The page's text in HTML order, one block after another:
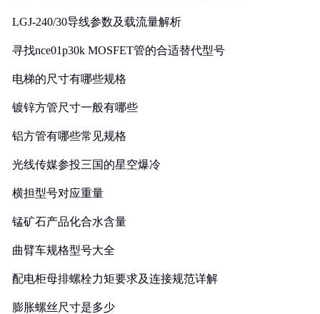
LGJ-240/30导线参数及载流量解析
寻找nce01p30k MOSFET管的合适替代型号
电梯的尺寸有哪些规格
镀锌方管尺寸一般有哪些
铝方管有哪些常见规格
光线传媒参投三国的星空爆冷
横担型号对应重量
锰矿石产品化合水含量
曲臂车规格型号大全
配电柜母排螺栓力矩要求及连接规范详解
膨胀螺丝尺寸是多少